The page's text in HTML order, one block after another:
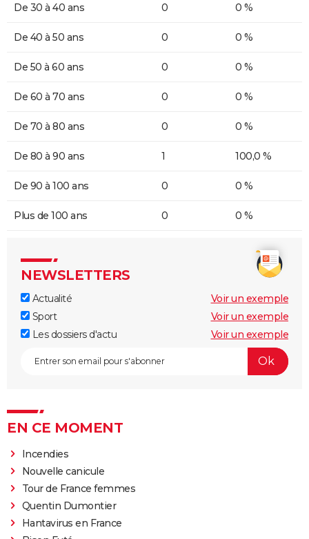
De 30 à 40 ans 0 0 %
De 40 à 50 ans 0 0 %
De 50 à 60 ans 0 0 %
De 60 à 70 ans 0 0 %
De 70 à 80 ans 0 0 %
De 80 à 90 ans 1 100,0 %
De 90 à 100 ans 0 0 %
Plus de 100 ans 0 0 %
NEWSLETTERS
Actualité
Voir un exemple
Sport
Voir un exemple
Les dossiers d'actu
Voir un exemple
EN CE MOMENT
Incendies
Nouvelle canicule
Tour de France femmes
Quentin Dumontier
Hantavirus en France